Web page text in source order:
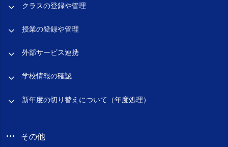
クラスの登録や管理
授業の登録や管理
外部サービス連携
学校情報の確認
新年度の切り替えについて（年度処理）
その他